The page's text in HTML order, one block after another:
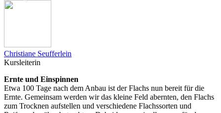
Christiane Seufferlein
Kursleiterin
Ernte und Einspinnen
Etwa 100 Tage nach dem Anbau ist der Flachs nun bereit für die
Ernte. Gemeinsam werden wir das kleine Feld abernten, den Flachs
zum Trocknen aufstellen und verschiedene Flachssorten und